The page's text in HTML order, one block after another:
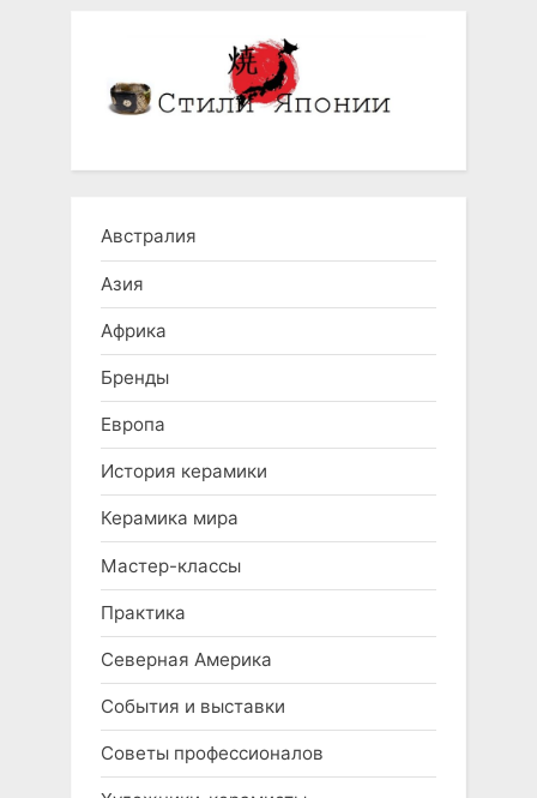
Австралия
Азия
Африка
Бренды
Европа
История керамики
Керамика мира
Мастер-классы
Практика
Северная Америка
События и выставки
Советы профессионалов